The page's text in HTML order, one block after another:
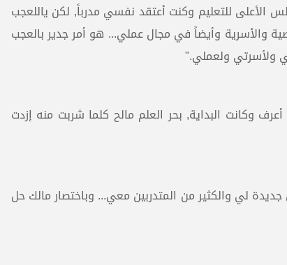
الأعلى للتعليم وكنت أعتقد نفسي مدرباً, لكن ياللعجب
والأسرية وأيضاً في مجال عملي... هو أمر جدير بالعجب
ولأسرتي ولعملي."
وكانت البداية, بحر العلم مالح كلما شربت منه إزدت
لي والكثير من المتدربين معي... وباختصار مالك حل